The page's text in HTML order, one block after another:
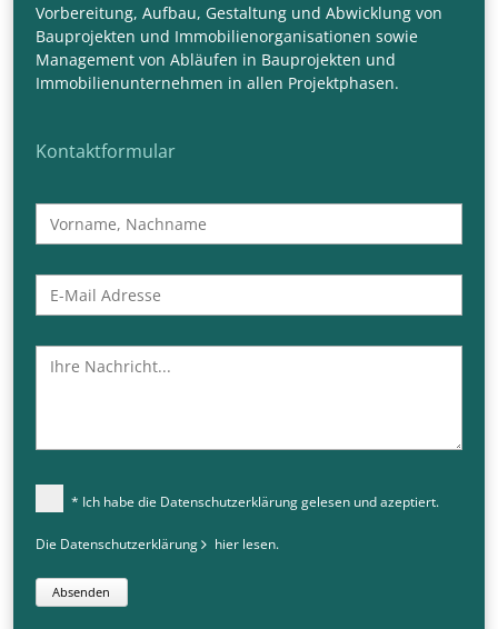
Vorbereitung, Aufbau, Gestaltung und Abwicklung von
Bauprojekten und Immobilienorganisationen sowie
Management von Abläufen in Bauprojekten und
Immobilienunternehmen in allen Projektphasen.
Kontaktformular
* Ich habe die Datenschutzerklärung gelesen und azeptiert.
Die Datenschutzerklärung hier lesen.
Absenden